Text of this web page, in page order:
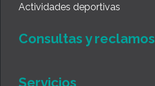
Actividades deportivas
Consultas y reclamos
Servicios